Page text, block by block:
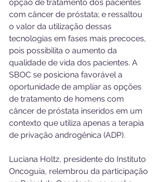
opção de tratamento dos pacientes
com câncer de próstata; e ressaltou
o valor da utilização dessas
tecnologias em fases mais precoces,
pois possibilita o aumento da
qualidade de vida dos pacientes. A
SBOC se posiciona favorável a
oportunidade de ampliar as opções
de tratamento de homens com
câncer de próstata inseridos em um
contexto que utiliza apenas a terapia
de privação androgênica (ADP).
Luciana Holtz, presidente do Instituto
Oncoguia, relembrou da participação